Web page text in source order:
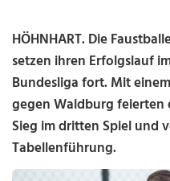
HÖHNHART. Die
setzen ihren Erfolgslauf
Bundesliga fort. Mit
gegen Waldburg
Sieg im dritten Spiel und
Tabellenführung.